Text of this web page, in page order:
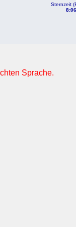
Sternzeit
Sprache.